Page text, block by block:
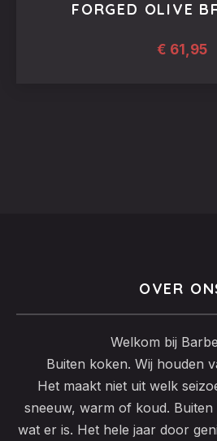
FORGED OLIVE
€ 61,95
OVER
Welkom bij
Buiten koken. Wij houden
Het maakt niet uit welk
sneeuw, warm of koud.
wat er is. Het hele jaar door